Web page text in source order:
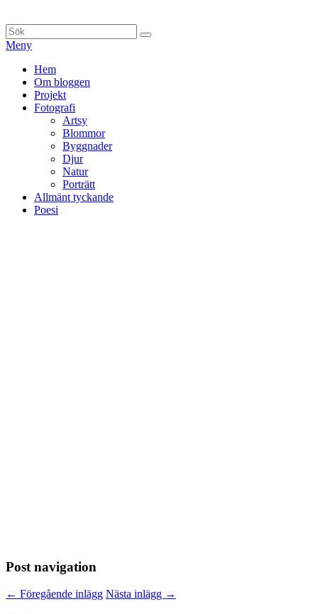
till
innehåll
Sök
efter:
Sök
Meny
Primär
meny
Hem
Om bloggen
Projekt
Fotografi
Artsy
Blommor
Byggnader
Djur
Natur
Porträtt
Allmänt tyckande
Poesi
Post navigation
← Föregående inlägg Nästa inlägg →